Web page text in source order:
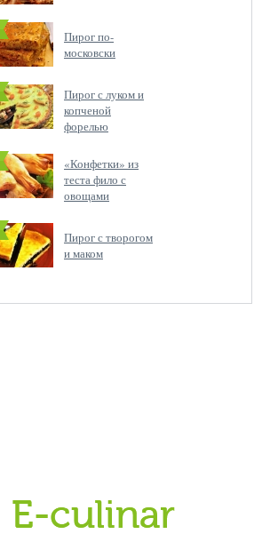
Пирог по-
московски
Пирог с луком и
копченой
форелью
«Конфетки» из
теста фило с
овощами
Пирог с творогом
и маком